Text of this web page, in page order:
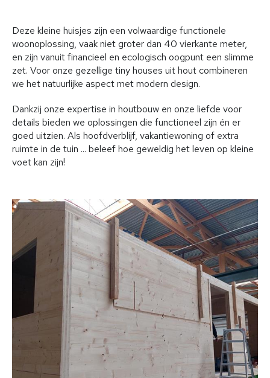
Deze kleine huisjes zijn een volwaardige functionele
woonoplossing, vaak niet groter dan 40 vierkante meter,
en zijn vanuit financieel en ecologisch oogpunt een slimme
zet. Voor onze gezellige tiny houses uit hout combineren
we het natuurlijke aspect met modern design.
Dankzij onze expertise in houtbouw en onze liefde voor
details bieden we oplossingen die functioneel zijn én er
goed uitzien. Als hoofdverblijf, vakantiewoning of extra
ruimte in de tuin ... beleef hoe geweldig het leven op kleine
voet kan zijn!